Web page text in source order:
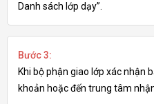
Danh sách lớp dạy”.
Bước 3:
Khi bộ phận giao lớp xác nhận
khoản hoặc đến trung tâm